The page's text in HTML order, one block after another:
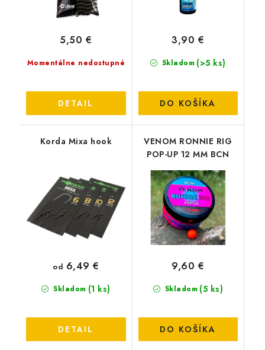
Momentálne nedostupné
5,50 €
DETAIL
Skladom (>5 ks)
3,90 €
DO KOŠÍKA
Korda Mixa hook
Skladom (1 ks)
od 6,49 €
DETAIL
VENOM RONNIE RIG
POP-UP 12 MM BCN
Skladom (5 ks)
9,60 €
DO KOŠÍKA